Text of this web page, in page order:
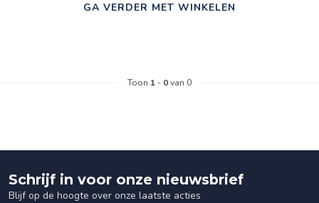
GA VERDER MET WINKELEN
Toon 1 - 0van 0
Schrijf in voor onze nieuwsbrief
Blijf op de hoogte over onze laatste acties